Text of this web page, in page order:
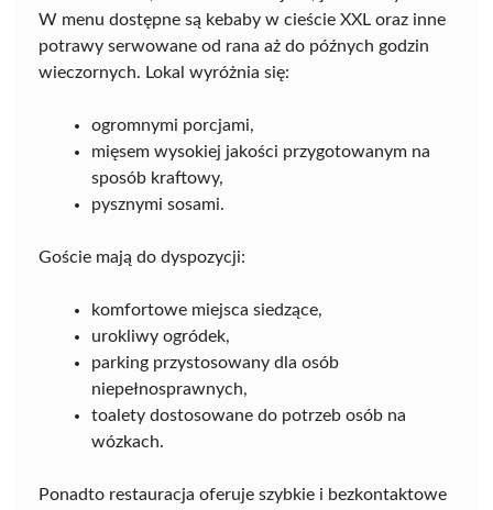
W menu dostępne są kebaby w cieście XXL oraz inne
potrawy serwowane od rana aż do późnych godzin
wieczornych. Lokal wyróżnia się:
ogromnymi porcjami,
mięsem wysokiej jakości przygotowanym na
sposób kraftowy,
pysznymi sosami.
Goście mają do dyspozycji:
komfortowe miejsca siedzące,
urokliwy ogródek,
parking przystosowany dla osób
niepełnosprawnych,
toalety dostosowane do potrzeb osób na
wózkach.
Ponadto restauracja oferuje szybkie i bezkontaktowe